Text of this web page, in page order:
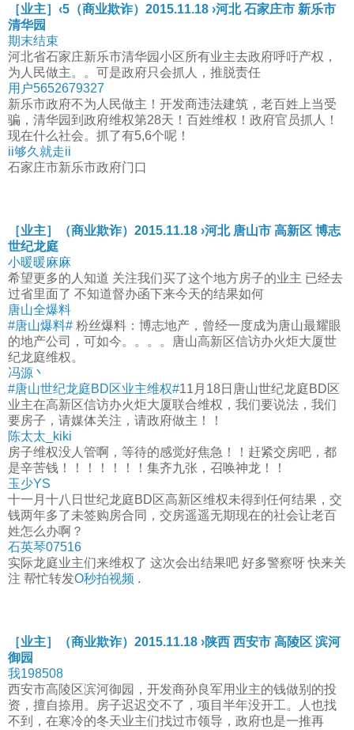
［业主］‹5（商业欺诈）2015.11.18 ›河北 石家庄市 新乐市
清华园
期末结束
河北省石家庄新乐市清华园小区所有业主去政府呼吁产权，
为人民做主。。可是政府只会抓人，推脱责任
用户5652679327
新乐市政府不为人民做主！开发商违法建筑，老百姓上当受
骗，清华园到政府维权第28天！百姓维权！政府官员抓人！
现在什么社会。抓了有5,6个呢！
ii够久就走ii
石家庄市新乐市政府门口
［业主］（商业欺诈）2015.11.18 ›河北 唐山市 高新区 博志
世纪龙庭
小暖暖麻麻
希望更多的人知道 关注我们买了这个地方房子的业主 已经去
过省里面了 不知道督办函下来今天的结果如何
唐山全爆料
#唐山爆料# 粉丝爆料：博志地产，曾经一度成为唐山最耀眼
的地产公司，可如今。。。。唐山高新区信访办火炬大厦世
纪龙庭维权。
冯源丶
#唐山世纪龙庭BD区业主维权#11月18日唐山世纪龙庭BD区
业主在高新区信访办火炬大厦联合维权，我们要说法，我们
要房子，请媒体关注，请政府做主！！
陈太太_kiki
房子维权没人管啊，等待的感觉好焦急！！赶紧交房吧，都
是辛苦钱！！！！！！！集齐九张，召唤神龙！！
玉少YS
十一月十八日世纪龙庭BD区高新区维权未得到任何结果，交
钱两年多了未签购房合同，交房遥遥无期现在的社会让老百
姓怎么办啊？
石英琴07516
实际龙庭业主们来维权了 这次会出结果吧 好多警察呀 快来关
注 帮忙转发O秒拍视频 .
［业主］（商业欺诈）2015.11.18 ›陕西 西安市 高陵区 滨河
御园
我198508
西安市高陵区滨河御园，开发商孙良军用业主的钱做别的投
资，擅自捺用。房子迟迟交不了，项目半年没开工。人也找
不到，在寒冷的冬天业主们找过市领导，政府也是一推再